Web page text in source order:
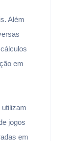
Além
em
jogos
em